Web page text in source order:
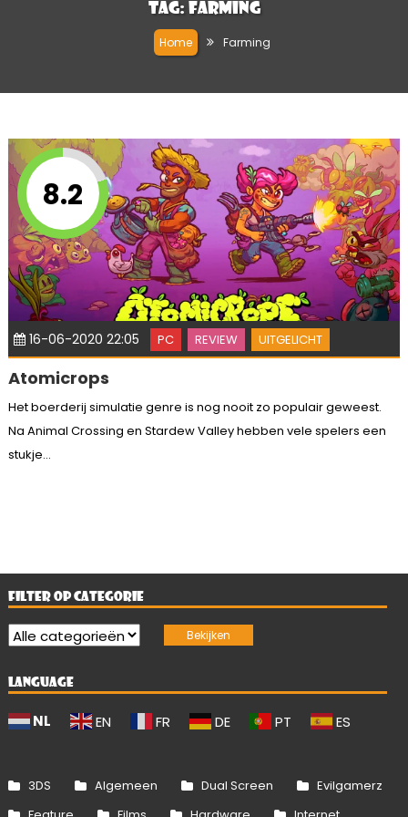
Tag: Farming
Home Farming
8.2
16-06-2020 22:05 PC REVIEW UITGELICHT
Atomicrops
Het boerderij simulatie genre is nog nooit zo populair geweest.
Na Animal Crossing en Stardew Valley hebben vele spelers een
stukje...
FILTER OP CATEGORIE
LANGUAGE
NL EN FR DE PT ES
3DS Algemeen Dual Screen
Evilgamerz